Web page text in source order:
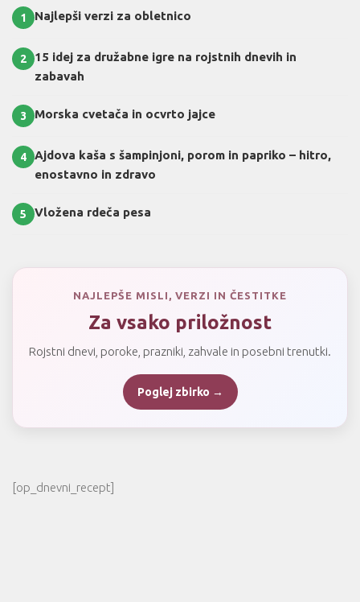
1 Najlepši verzi za obletnico
2
15 idej za družabne igre na rojstnih dnevih in
zabavah
3 Morska cvetača in ocvrto jajce
4
Ajdova kaša s šampinjoni, porom in papriko – hitro,
enostavno in zdravo
5 Vložena rdeča pesa
NAJLEPŠE MISLI, VERZI IN ČESTITKE
Za vsako priložnost
Rojstni dnevi, poroke, prazniki, zahvale in posebni trenutki.
Poglej zbirko →
[op_dnevni_recept]